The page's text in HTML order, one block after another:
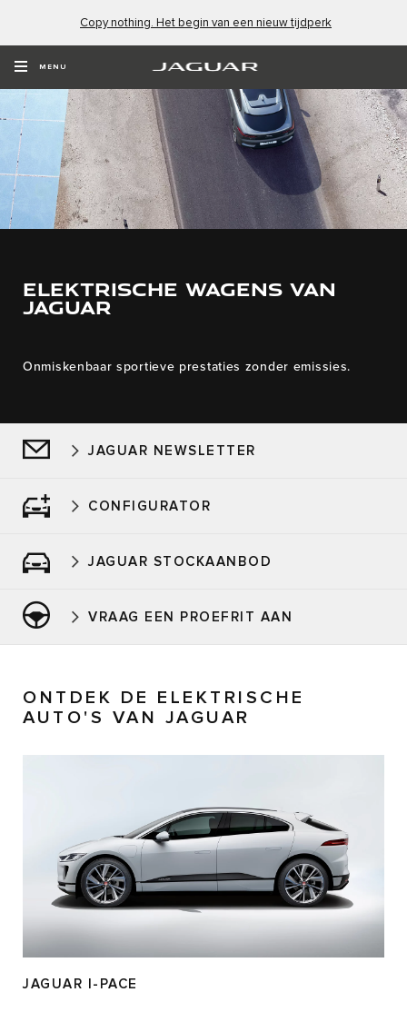
Copy nothing. Het begin van een nieuw tijdperk
MENU
ELEKTRISCHE WAGENS VAN
JAGUAR
Onmiskenbaar sportieve prestaties zonder emissies.
JAGUAR NEWSLETTER
CONFIGURATOR
JAGUAR STOCKAANBOD
VRAAG EEN PROEFRIT AAN
ONTDEK DE ELEKTRISCHE
AUTO'S VAN JAGUAR
JAGUAR I-PACE